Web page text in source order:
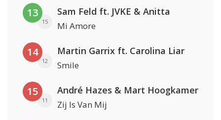
13
15
Sam Feld ft. JVKE & Anitta
Mi Amore
14
12
Martin Garrix ft. Carolina Liar
Smile
15
11
André Hazes & Mart Hoogkamer
Zij Is Van Mij